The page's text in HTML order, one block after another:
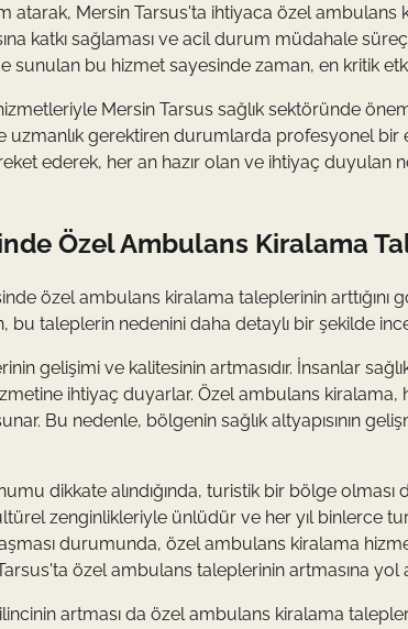
atarak, Mersin Tarsus'ta ihtiyaca özel
katkı sağlaması ve acil durum müdahale
sunulan bu hizmet sayesinde zaman, en kritik
Mersin Tarsus sağlık sektöründe
uzmanlık gerektiren durumlarda profesyonel bir
ederek, her an hazır olan ve ihtiyaç
Özel Ambulans Kiralama
özel ambulans kiralama taleplerinin arttığını
bu taleplerin nedenini daha detaylı bir şekilde
gelişimi ve kalitesinin artmasıdır. İnsanlar
ihtiyaç duyarlar. Özel ambulans kiralama,
Bu nedenle, bölgenin sağlık altyapısının
dikkate alındığında, turistik bir bölge olması
zenginlikleriyle ünlüdür ve her yıl binlerce
durumunda, özel ambulans kiralama
özel ambulans taleplerinin artmasına yol
artması da özel ambulans kiralama